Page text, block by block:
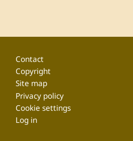
Footer
Contact
Copyright
Site map
Privacy policy
Cookie settings
Log in